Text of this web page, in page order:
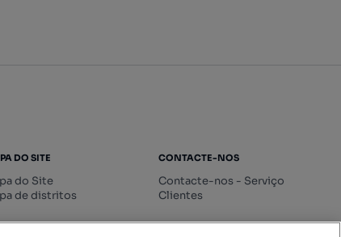
DO SITE
do Site
de distritos
CONTACTE-NOS
Contacte-nos - Serviço
Clientes